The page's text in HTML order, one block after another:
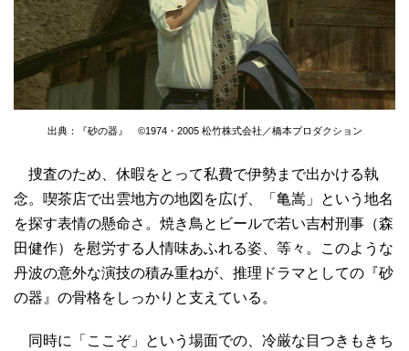
出典：『砂の器』 ©1974・2005 松竹株式会社／橋本プロダクション
捜査のため、休暇をとって私費で伊勢まで出かける執
念。喫茶店で出雲地方の地図を広げ、「亀嵩」という地名
を探す表情の懸命さ。焼き鳥とビールで若い吉村刑事（森
田健作）を慰労する人情味あふれる姿、等々。このような
丹波の意外な演技の積み重ねが、推理ドラマとしての『砂
の器』の骨格をしっかりと支えている。
同時に「ここぞ」という場面での、冷厳な目つきもきち